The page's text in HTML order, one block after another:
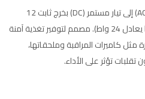
محول كهربائي يحول التيار المتردد (AC) إلى تيار مستمر (DC) بخرج ثابت 12
فولت وشدة تيار تصل إلى 2 أمبير (ما يعادل 24 واط). مصمم لتوفير تغذية آمنة
مثل كاميرات المراقبة وملحقاتها،
تؤثر على الأداء.